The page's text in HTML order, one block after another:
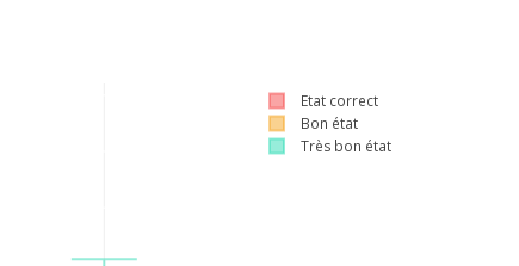
Etat correct
Bon état
Très bon état